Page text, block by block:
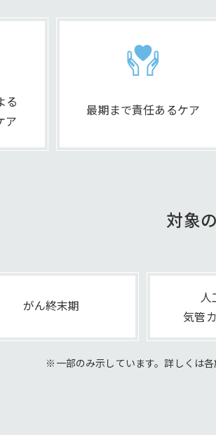
る
ア
最期まで責任あるケア
対象
がん終末期
人
気管
※一部のみ示しています。詳しくは各